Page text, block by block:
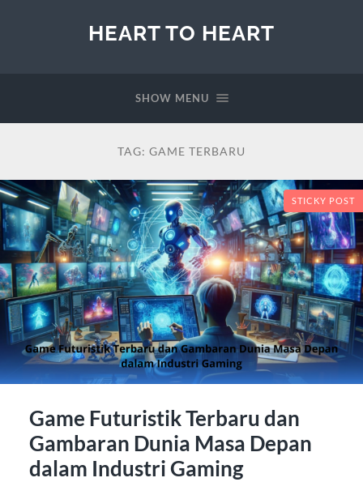
HEART TO HEART
SHOW MENU
TAG: GAME TERBARU
STICKY POST
Game Futuristik Terbaru dan
Gambaran Dunia Masa Depan
dalam Industri Gaming